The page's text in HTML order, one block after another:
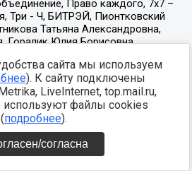
сайта мы используем
). К сайту подключены
LiveInternet, top.mail.ru,
используют файлы cookies
(подробнее).
согласна